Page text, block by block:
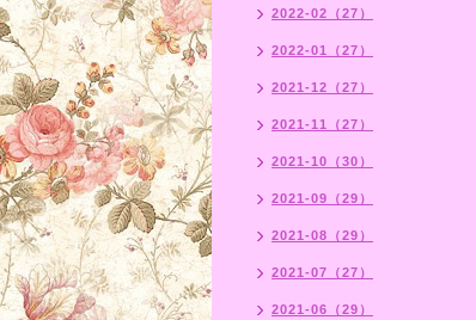
2022-02（27）
2022-01（27）
2021-12（27）
2021-11（27）
2021-10（30）
2021-09（29）
2021-08（29）
2021-07（27）
2021-06（29）